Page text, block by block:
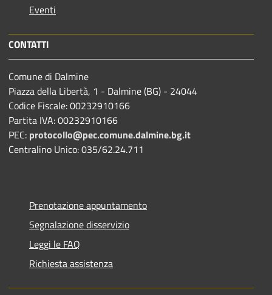
Eventi
CONTATTI
Comune di Dalmine
Piazza della Libertà, 1 - Dalmine (BG) - 24044
Codice Fiscale: 00232910166
Partita IVA: 00232910166
PEC: protocollo@pec.comune.dalmine.bg.it
Centralino Unico: 035/62.24.711
Prenotazione appuntamento
Segnalazione disservizio
Leggi le FAQ
Richiesta assistenza